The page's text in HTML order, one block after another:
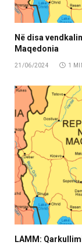
Në disa
Maqedonia
21/06/2024 1
LAMM: